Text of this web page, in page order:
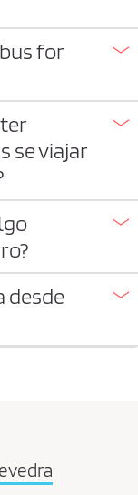
for
se viajar
desde